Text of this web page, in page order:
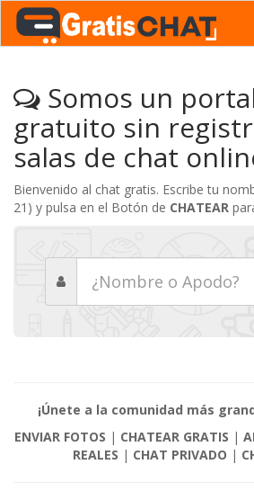
Somos un
gratuito sin
salas de chat
Bienvenido al chat gratis. Escribe tu
21) y pulsa en el Botón de CHATEAR
¡Únete a la comunidad más
ENVIAR FOTOS | CHATEAR GRATIS |
REALES | CHAT PRIVADO |